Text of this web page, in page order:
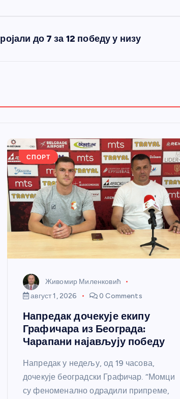
до 7 за 12 победу у низу
СПОРТ
Живомир Миленковић
август 1, 2026
0 Comments
Напредак дочекује екипу
Графичара из Београда:
Чарапани најављују победу
Напредак у недељу, од 19 часова,
дочекује београдски Графичар. “Момци
су феноменално одрадили припреме,